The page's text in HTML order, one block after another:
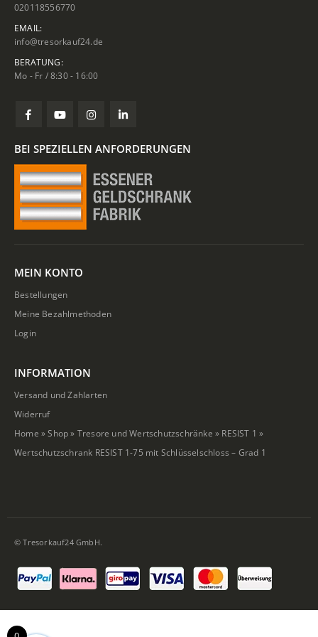
020118556770
EMAIL:
info@tresorkauf24.de
BERATUNG:
Mo - Fr / 8:30 - 16:00
BEI SPEZIELLEN ANFORDERUNGEN
MEIN KONTO
Bestellungen
Meine Bezahlmethoden
Login
INFORMATION
Versand und Zahlarten
Widerruf
Home »Shop» Tresore und Wertschutzschränke » RESIST 1 »
Wertschutzschrank RESIST 1-75 mit Schlüsselschloss – Grad 1
© Tresorkauf24 GmbH.